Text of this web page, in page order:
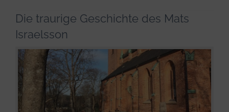
Infos & Tipps
Die traurige Geschichte des Mats
Israelsson